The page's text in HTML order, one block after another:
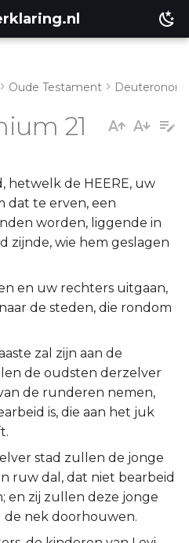
Oude Testament
21
hetwelk de HEERE, uw
dat te erven, een
worden, liggende in
zijnde, wie hem geslagen
en uw rechters uitgaan,
de steden, die rondom
zal zijn aan de
de oudsten derzelver
de runderen nemen,
is, die aan het juk
stad zullen de jonge
ruw dal, dat niet bearbeid
en zij zullen deze jonge
de nek doorhouwen.